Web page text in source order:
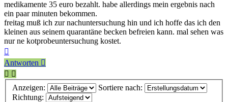
medikamente 35 euro bezahlt. habe allerdings mein ergebnis nach
ein paar minuten bekommen.
freitag muß ich zur nachuntersuchung hin und ich hoffe das ich den
kleinen aus seinem quarantäne becken befreien kann. mal sehen was
nur ne kotprobeuntersuchung kostet.
oben
Antworten
Anzeigen:
Sortiere nach:
Richtung: